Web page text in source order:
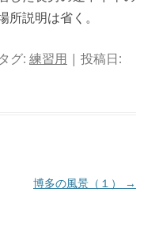
説明は省く。
グ: 練習用 | 投稿日:
博多の風景（１） →